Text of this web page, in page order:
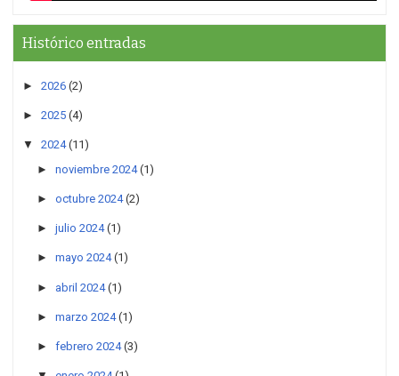
Histórico entradas
► 2026 (2)
► 2025 (4)
▼ 2024 (11)
► noviembre 2024 (1)
► octubre 2024 (2)
► julio 2024 (1)
► mayo 2024 (1)
► abril 2024 (1)
► marzo 2024 (1)
► febrero 2024 (3)